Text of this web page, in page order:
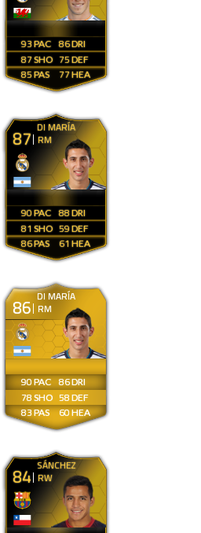
93
87
85
86
75
77
87 RM
DI MARÍA
90
81
86
88
59
61
86 RM
DI MARÍA
90
78
83
86
58
60
84 RW
SÁNCHEZ